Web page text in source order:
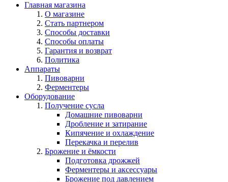
Главная магазина
О магазине
Стать партнером
Способы доставки
Способы оплаты
Гарантия и возврат
Политика
Аппараты
Пивоварни
Ферментеры
Оборудование
Получение сусла
Домашние пивоварни
Дробление и затирание
Кипячение и охлаждение
Перекачка и перелив
Брожение и ёмкости
Подготовка дрожжей
Ферментеры и аксессуары
Брожение под давлением